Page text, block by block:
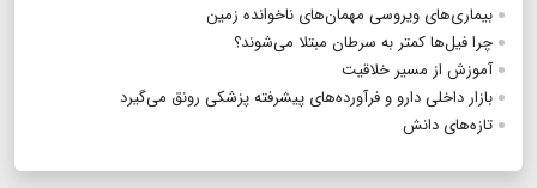
بیماری‌های ویروسی مهمان‌های ناخوانده زمین
چرا فیل‌ها کمتر به سرطان مبتلا می‌شوند؟
آموزش از مسیر خلاقیت
بازار داخلی دارو و فرآورده‌های پیشرفته پزشکی رونق می‌گیرد
تازه‌های دانش